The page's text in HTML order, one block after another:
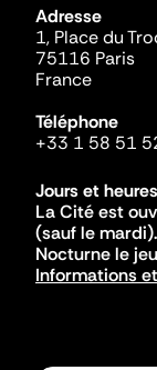
Adresse
1, Place du
75116 Paris
France
Téléphone
+33 1 58 51
Jours et
La Cité est
(sauf le mardi).
Nocturne le
Informations